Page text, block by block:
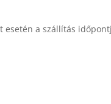
esetén a szállítás